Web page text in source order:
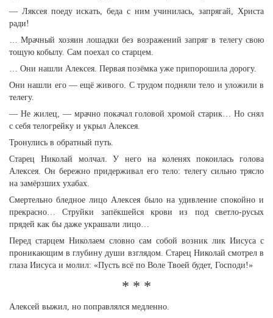
— Ляксея поеду искать, беда с ним учинилась, запрягай, Христа
ради!
… Мрачный хозяин лошадки без возражений запряг в телегу свою
тощую кобылу. Сам поехал со старцем.
… Они нашли Алексея. Первая позёмка уже припорошила дорогу.
Они нашли его — ещё живого. С трудом подняли тело и уложили в
телегу.
— Не жилец, — мрачно покачал головой хромой старик… Но снял
с себя телогрейку и укрыл Алексея.
Тронулись в обратный путь.
Старец Николай молчал. У него на коленях покоилась голова
Алексея. Он бережно придерживал его тело: телегу сильно трясло
на замёрзших ухабах.
Смертельно бледное лицо Алексея было на удивление спокойно и
прекрасно… Струйки запёкшейся крови из под светло-русых
прядей как бы даже украшали лицо…
Перед старцем Николаем словно сам собой возник лик Иисуса с
проникающим в глубину души взглядом. Старец Николай смотрел в
глаза Иисуса и молил: «Пусть всё по Воле Твоей будет, Господи!»
* * *
Алексей выжил, но поправлялся медленно.